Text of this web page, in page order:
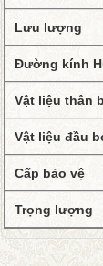
Lưu lượng
Đường kính
Vật liệu thân
Vật liệu đầu
Cấp bảo vệ
Trọng lượng